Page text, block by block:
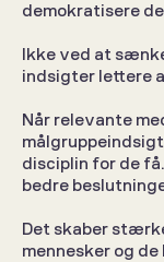
demokratisere
Ikke ved at
indsigter lettere
Når relevante
disciplin for de
bedre
Det skaber
mennesker og